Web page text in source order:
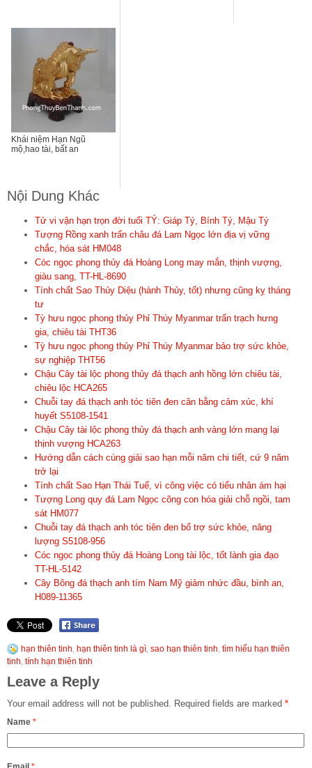
Khái niệm Hạn Ngũ
mộ,hao tài, bất an
Nội Dung Khác
Tử vi vận hạn trọn đời tuổi TÝ: Giáp Tý, Bính Tý, Mậu Tý
Tượng Rồng xanh trấn châu đá Lam Ngọc lớn địa vị vững
chắc, hóa sát HM048
Cóc ngọc phong thủy đá Hoàng Long may mắn, thịnh vượng,
giàu sang, TT-HL-8690
Tính chất Sao Thủy Diệu (hành Thủy, tốt) nhưng cũng kỵ tháng
tư
Tỳ hưu ngọc phong thủy Phỉ Thúy Myanmar trấn trạch hưng
gia, chiêu tài THT36
Tỳ hưu ngọc phong thủy Phỉ Thúy Myanmar bảo trợ sức khỏe,
sự nghiệp THT56
Chậu Cây tài lộc phong thủy đá thạch anh hồng lớn chiêu tài,
chiêu lộc HCA265
Chuỗi tay đá thạch anh tóc tiên đen cân bằng cảm xúc, khí
huyết S5108-1541
Chậu Cây tài lộc phong thủy đá thạch anh vàng lớn mang lại
thịnh vượng HCA263
Hướng dẫn cách cúng giải sao hạn mỗi năm chi tiết, cứ 9 năm
trở lại
Tính chất Sao Hạn Thái Tuế, vì công việc có tiểu nhân ám hại
Tượng Long quy đá Lam Ngọc cõng con hóa giải chỗ ngồi, tam
sát HM077
Chuỗi tay đá thạch anh tóc tiên đen bổ trợ sức khỏe, năng
lượng S5108-956
Cóc ngọc phong thủy đá Hoàng Long tài lộc, tốt lành gia đạo
TT-HL-5142
Cây Bông đá thạch anh tím Nam Mỹ giảm nhức đầu, bình an,
H089-11365
hạn thiên tinh, hạn thiên tinh là gì, sao hạn thiên tinh, tìm hiểu hạn thiên
tinh, tính hạn thiên tinh
Leave a Reply
Your email address will not be published. Required fields are marked *
Name *